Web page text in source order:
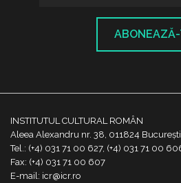
INSTITUTUL CULTURAL ROMÂN
Aleea Alexandru nr. 38, 011824
Tel.: (+4) 031 71 00 627, (+4) 031 71 00
Fax: (+4) 031 71 00 607
E-mail: icr@icr.ro